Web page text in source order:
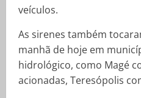
veículos.
As sirenes também
manhã de hoje em
hidrológico, como Magé
acionadas, Teresópolis